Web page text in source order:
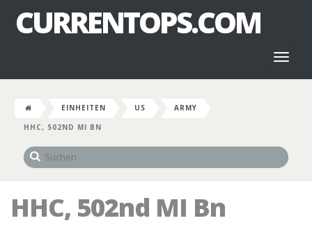
CURRENTOPS.COM
EINHEITEN US
ARMY
HHC, 502ND MI BN
HHC, 502nd MI Bn